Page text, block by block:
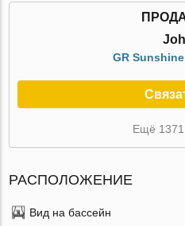
GR
Ещё 1371
РАСПОЛОЖЕНИЕ
Вид на бассейн